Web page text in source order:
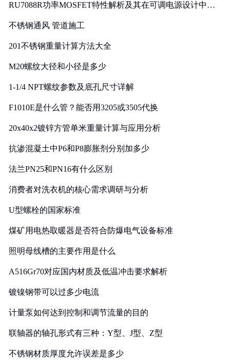
RU7088R功率MOSFET特性解析及其在可调电源设计中的
不锈钢通风 管道施工
201不锈钢重量计算方法大全
M20螺纹大径和小径是多少
1-1/4 NPT螺纹参数及底孔尺寸详解
F1010E是什么管？能否用3205或3505代换
20x40x2镀锌方管单米重量计算与应用分析
抗渗混凝土中P6和P8膨胀剂分别加多少
法兰PN25和PN16有什么区别
消费者对洗衣机的核心需求调研与分析
U型螺栓的国家标准
煤矿用电热取暖器是否符合防爆电气设备标准
照明母线槽的主要作用是什么
A516Gr70对应国内材质及低温冲击要求解析
镀镍钢带可以过多少电流
计量泵如何达到控制和调节流量的目的
联轴器的轴孔形式有三种：Y型、J型、Z型
不锈钢材质厚度允许误差是多少